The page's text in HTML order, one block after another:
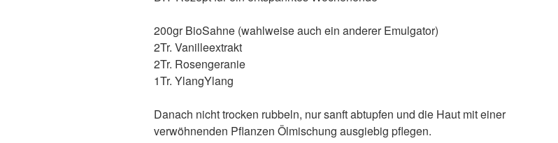
200gr BioSahne (wahlweise auch ein anderer Emulgator)
2Tr. Vanilleextrakt
2Tr. Rosengeranie
1Tr. YlangYlang
Danach nicht trocken rubbeln, nur sanft abtupfen und die Haut mit einer
verwöhnenden Pflanzen Ölmischung ausgiebig pflegen.